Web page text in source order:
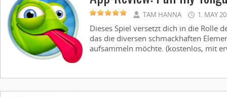
TAM HANNA 1. MAY
Dieses Spiel versetzt dich in die Rolle
das die diversen schmackhaften
aufsammeln möchte. (kostenlos, mit